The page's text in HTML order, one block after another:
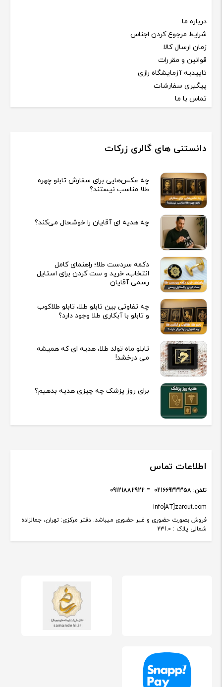
درباره ما
شرایط مرجوع کردن اجناس
زمان ارسال کالا
قوانین و مقررات
تاییدیه آزمایشگاه رازی
پیگیری سفارشات
تماس با ما
دانستنی های گالری زرکات
چه عکس‌هایی برای سفارش تابلو چهره
طلا مناسب نیستند؟
چه هدیه‌ ای آقایان را خوشحال می‌کند؟
دکمه سردست طلا؛ راهنمای کامل
انتخاب، خرید و ست کردن برای استایل
رسمی آقایان
چه تفاوتی بین تابلو طلا، تابلو طلاکوب
و تابلو با آبکاری طلا وجود دارد؟
تابلو ماه تولد طلا، هدیه ای که همیشه
می درخشد!
برای روز پزشک چه چیزی هدیه بدهیم؟
اطلاعات تماس
فروش بصورت حضوری و غیر حضوری میباشد. دفتر مرکزی: تهران، جمالزاده
شمالی پلاک : 231.0
info[AT]zarcut.com
تلفن: 02166933358
09121882922